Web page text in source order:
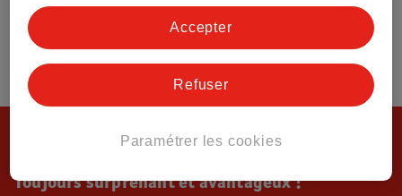
Toujours surprenant et avantageux !
Paramétrer les cookies
Refuser
Accepter